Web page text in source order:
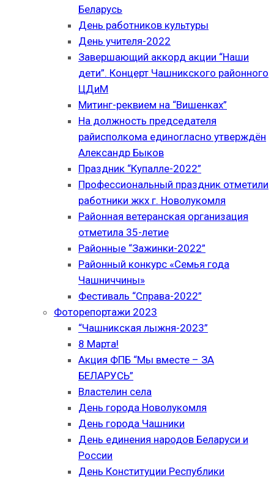
Беларусь
День работников культуры
День учителя-2022
Завершающий аккорд акции “Наши
дети”. Концерт Чашникского районного
ЦДиМ
Митинг-реквием на “Вишенках”
На должность председателя
райисполкома единогласно утверждён
Александр Быков
Праздник “Купалле-2022”
Профессиональный праздник отметили
работники жкх г. Новолукомля
Районная ветеранская организация
отметила 35-летие
Районные “Зажинки-2022”
Районный конкурс «Семья года
Чашниччины»
Фестиваль “Справа-2022”
Фоторепортажи 2023
“Чашникская лыжня-2023”
8 Марта!
Акция ФПБ “Мы вместе – ЗА
БЕЛАРУСЬ”
Властелин села
День города Новолукомля
День города Чашники
День единения народов Беларуси и
России
День Конституции Республики